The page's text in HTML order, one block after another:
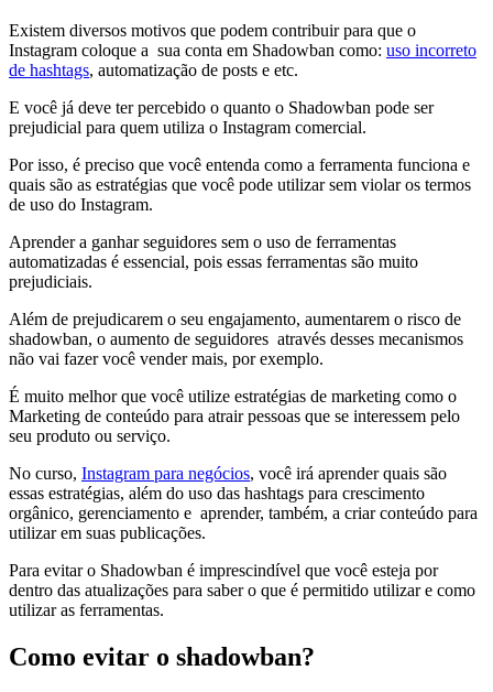
Existem diversos motivos que podem contribuir para que o
Instagram coloque a sua conta em Shadowban como: uso incorreto
de hashtags, automatização de posts e etc.
E você já deve ter percebido o quanto o Shadowban pode ser
prejudicial para quem utiliza o Instagram comercial.
Por isso, é preciso que você entenda como a ferramenta funciona e
quais são as estratégias que você pode utilizar sem violar os termos
de uso do Instagram.
Aprender a ganhar seguidores sem o uso de ferramentas
automatizadas é essencial, pois essas ferramentas são muito
prejudiciais.
Além de prejudicarem o seu engajamento, aumentarem o risco de
shadowban, o aumento de seguidores através desses mecanismos
não vai fazer você vender mais, por exemplo.
É muito melhor que você utilize estratégias de marketing como o
Marketing de conteúdo para atrair pessoas que se interessem pelo
seu produto ou serviço.
No curso, Instagram para negócios, você irá aprender quais são
essas estratégias, além do uso das hashtags para crescimento
orgânico, gerenciamento e aprender, também, a criar conteúdo para
utilizar em suas publicações.
Para evitar o Shadowban é imprescindível que você esteja por
dentro das atualizações para saber o que é permitido utilizar e como
utilizar as ferramentas.
Como evitar o shadowban?